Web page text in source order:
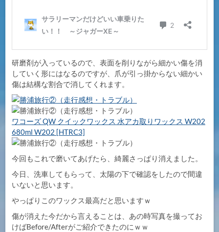
研磨剤が入っているので、表面を削りながら細かい傷を消
していく形にはなるのですが、爪が引っ掛からない細かい
傷は結構な割合で消してくれます。
ワコーズ QW クイックワックス 水アカ取りワックス W202
680ml W202 [HTRC3]
今回もこれで磨いてあげたら、綺麗さっぱり消えました。
今日、洗車してもらって、太陽の下で確認をしたので間違
いないと思います。
やっぱりこのワックス最高だと思いますｗ
傷が消えた今だから言えることは、あの時写真を撮ってお
けばBefore/Afterがご紹介できたのにｗｗ